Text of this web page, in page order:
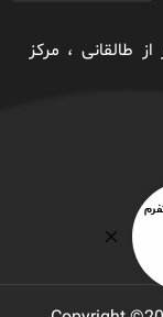
طالقانی ، مركز